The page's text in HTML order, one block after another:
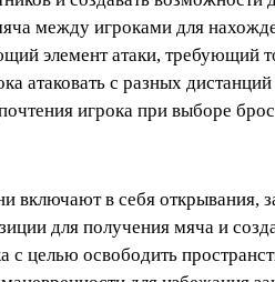
между игроками для
элемент атаки, требующий
атаковать с разных
игрока при выборе
включают в себя открывания,
для получения мяча и
с целью освободить